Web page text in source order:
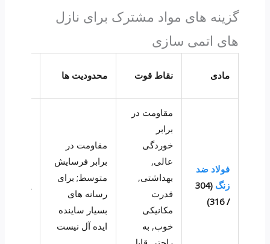
گزینه های مواد مشترک برای نازل
های اتمی سازی
مادی نقاط قوت محدودیت ها
فولاد ضد
زنگ (304
/ 316)
مقاومت در
برابر
خوردگی
عالی,
بهداشتی,
قدرت
مکانیکی
خوب, به
مقاومت در
برابر فرسایش
متوسط; برای
رسانه های
بسیار ساینده
ایده آل نیست